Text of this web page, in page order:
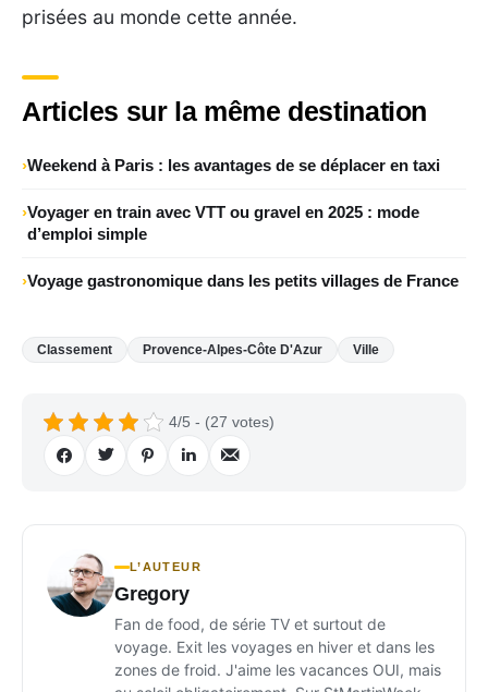
prisées au monde cette année.
Articles sur la même destination
Weekend à Paris : les avantages de se déplacer en taxi
Voyager en train avec VTT ou gravel en 2025 : mode
d’emploi simple
Voyage gastronomique dans les petits villages de France
Classement Provence-Alpes-Côte D'Azur Ville
4/5 - (27 votes)
L’AUTEUR
Gregory
Fan de food, de série TV et surtout de
voyage. Exit les voyages en hiver et dans les
zones de froid. J'aime les vacances OUI, mais